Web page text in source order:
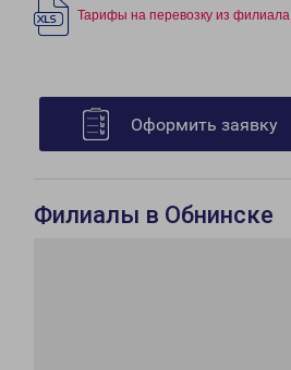
Тарифы на перевозку из филиала
Оформить заявку
Филиалы в Обнинске